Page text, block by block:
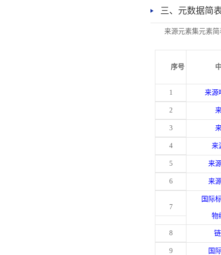
三、元数据简
来源元素集元素简
序号
1 来源
2
3
4 来
5 来
6 来
7
国际
物
8
9 国